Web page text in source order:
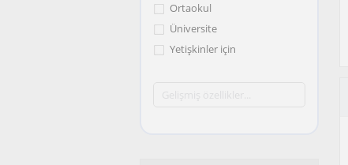
Ortaokul
Üniversite
Yetişkinler için